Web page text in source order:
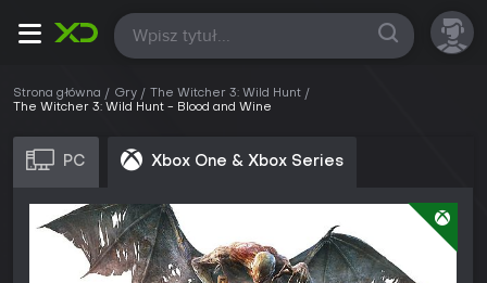
Wszystkie
Strona główna Gry
The Witcher 3: Wild Hunt
The Witcher 3: Wild Hunt - Blood and Wine
PC Xbox One & Xbox Series